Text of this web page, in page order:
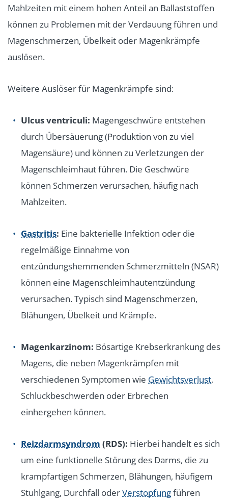
Mahlzeiten mit einem hohen Anteil an Ballaststoffen
können zu Problemen mit der Verdauung führen und
Magenschmerzen, Übelkeit oder Magenkrämpfe
auslösen.
Weitere Auslöser für Magenkrämpfe sind:
Ulcus ventriculi: Magengeschwüre entstehen
durch Übersäuerung (Produktion von zu viel
Magensäure) und können zu Verletzungen der
Magenschleimhaut führen. Die Geschwüre
können Schmerzen verursachen, häufig nach
Mahlzeiten.
Gastritis: Eine bakterielle Infektion oder die
regelmäßige Einnahme von
entzündungshemmenden Schmerzmitteln (NSAR)
können eine Magenschleimhautentzündung
verursachen. Typisch sind Magenschmerzen,
Blähungen, Übelkeit und Krämpfe.
Magenkarzinom: Bösartige Krebserkrankung des
Magens, die neben Magenkrämpfen mit
verschiedenen Symptomen wie Gewichtsverlust,
Schluckbeschwerden oder Erbrechen
einhergehen können.
Reizdarmsyndrom (RDS): Hierbei handelt es sich
um eine funktionelle Störung des Darms, die zu
krampfartigen Schmerzen, Blähungen, häufigem
Stuhlgang, Durchfall oderVerstopfungführen